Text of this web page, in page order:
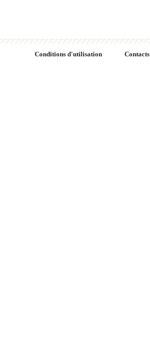
Conditions d'utilisation Contacts